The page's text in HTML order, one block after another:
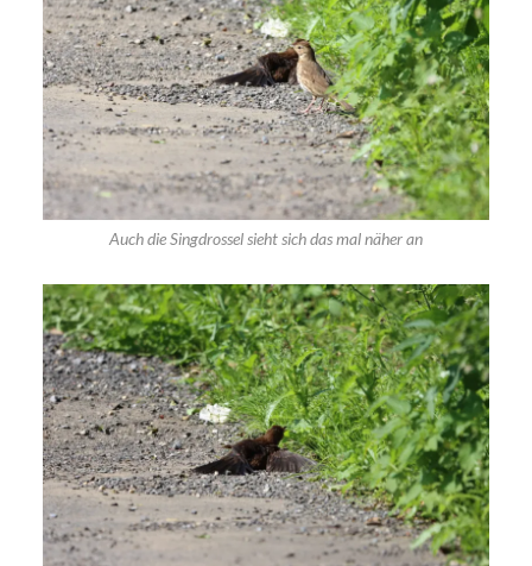
Auch die Singdrossel sieht sich das mal näher an